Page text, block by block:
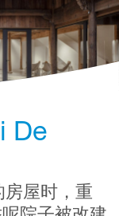
De
屋时，重